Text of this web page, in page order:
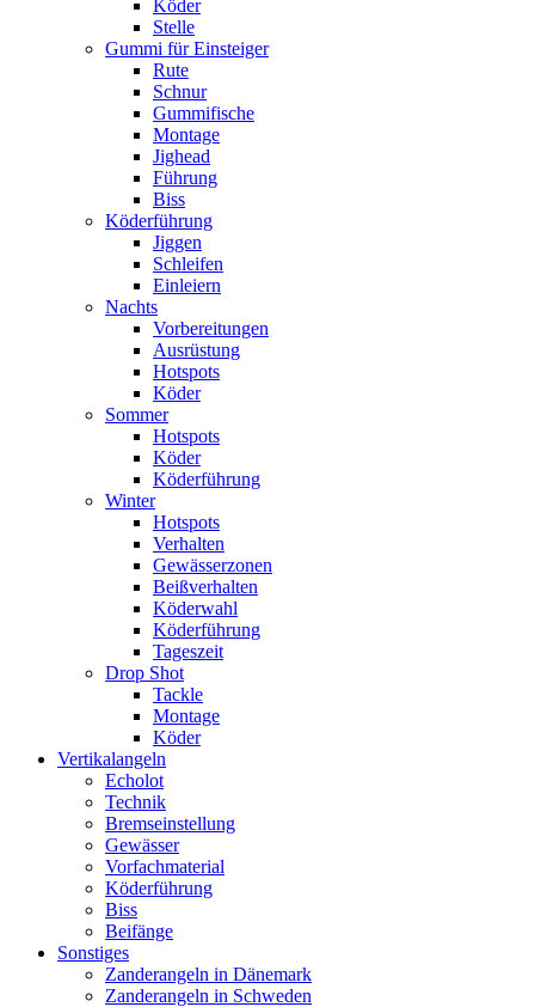
Köder
Stelle
Gummi für Einsteiger
Rute
Schnur
Gummifische
Montage
Jighead
Führung
Biss
Köderführung
Jiggen
Schleifen
Einleiern
Nachts
Vorbereitungen
Ausrüstung
Hotspots
Köder
Sommer
Hotspots
Köder
Köderführung
Winter
Hotspots
Verhalten
Gewässerzonen
Beißverhalten
Köderwahl
Köderführung
Tageszeit
Drop Shot
Tackle
Montage
Köder
Vertikalangeln
Echolot
Technik
Bremseinstellung
Gewässer
Vorfachmaterial
Köderführung
Biss
Beifänge
Sonstiges
Zanderangeln in Dänemark
Zanderangeln in Schweden